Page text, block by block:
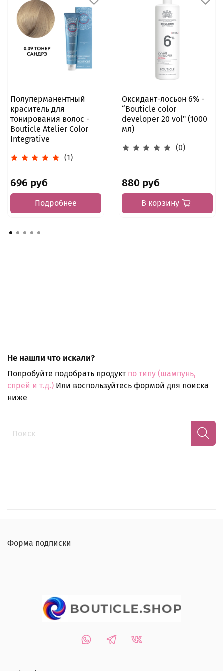
карте на странице подтверждения заказа.
Подробнее...
СДЭК, Боксберри и Яндекс мы просим предоплату на
сайте. А если вы юридическое лицо, мы выставим вам
счет на оплату и предоставим закрывающие
документы.
Подробнее...
Полуперманентный
краситель для
тонирования волос -
Bouticle Atelier Color
Integrative
(1)
696 руб
Подробнее
Оксидант-лосьон 6% -
“Bouticle color
developer 20 vol" (1000
мл)
(0)
880 руб
В корзину
Не нашли что искали?
Попробуйте подобрать продукт по типу (шампунь,
спрей и т.д.) Или воспользуйтесь формой для поиска
ниже
Форма подписки